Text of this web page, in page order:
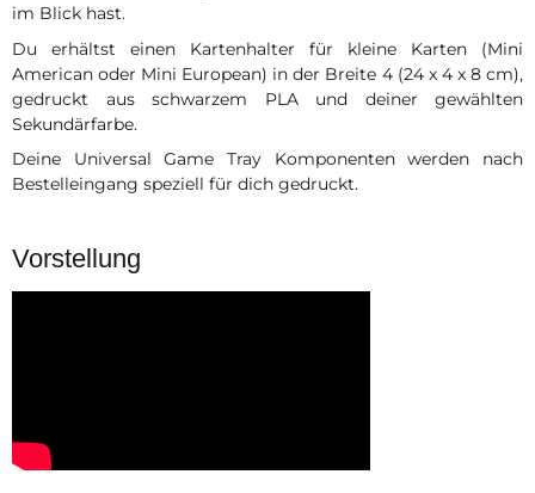
im Blick hast.
Du erhältst einen Kartenhalter für kleine Karten (Mini
American oder Mini European) in der Breite 4 (24 x 4 x 8 cm),
gedruckt aus schwarzem PLA und deiner gewählten
Sekundärfarbe.
Deine Universal Game Tray Komponenten werden nach
Bestelleingang speziell für dich gedruckt.
Vorstellung